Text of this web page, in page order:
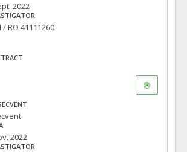
2022
/ RO 41111260
2022